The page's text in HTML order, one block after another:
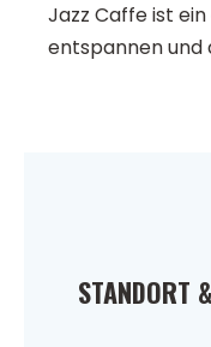
Jazz Caffe ist
entspannen und
STANDORT